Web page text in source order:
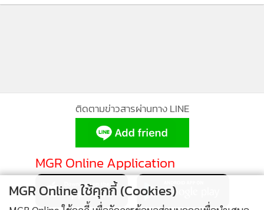
ติดตามข่าวสารผ่านทาง LINE
MGR Online Application
MGR Online ใช้คุกกี้ (Cookies)